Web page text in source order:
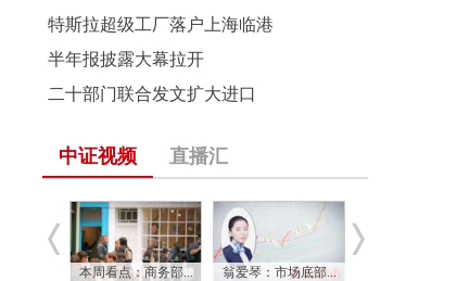
特斯拉超级工厂落户上海临港
半年报披露大幕拉开
二十部门联合发文扩大进口
中证视频 直播汇
本周看点：商务部... 翁爱琴：市场底部...